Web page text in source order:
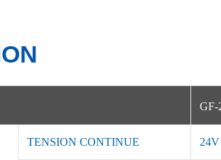
GF-
TENSION CONTINUE 24V